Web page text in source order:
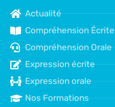
Actualité
Compréhension Écrite
Compréhension Orale
Expression écrite
Expression orale
Nos Formations